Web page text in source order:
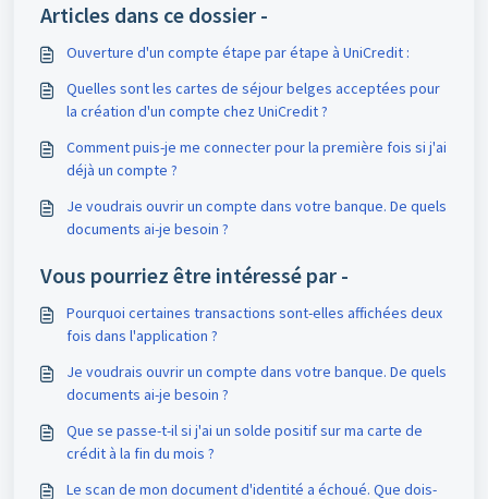
Articles dans ce dossier -
Ouverture d'un compte étape par étape à UniCredit :
Quelles sont les cartes de séjour belges acceptées pour
la création d'un compte chez UniCredit ?
Comment puis-je me connecter pour la première fois si j'ai
déjà un compte ?
Je voudrais ouvrir un compte dans votre banque. De quels
documents ai-je besoin ?
Vous pourriez être intéressé par -
Pourquoi certaines transactions sont-elles affichées deux
fois dans l'application ?
Je voudrais ouvrir un compte dans votre banque. De quels
documents ai-je besoin ?
Que se passe-t-il si j'ai un solde positif sur ma carte de
crédit à la fin du mois ?
Le scan de mon document d'identité a échoué. Que dois-